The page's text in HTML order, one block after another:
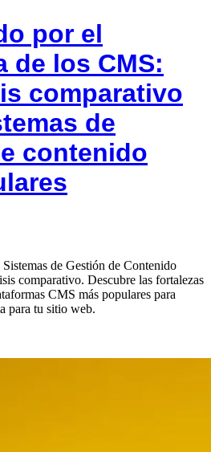
por el
de los CMS:
comparativo
de
contenido
de Gestión de Contenido
comparativo. Descubre las fortalezas
CMS más populares para
para tu sitio web.